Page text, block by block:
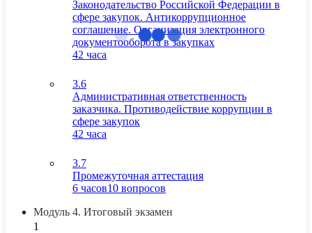
Законодательство Российской Федерации в
сфере закупок. Антикоррупционное
соглашение. Организация электронного
документооборота в закупках
42 часа
3.6
Административная ответственность
заказчика. Противодействие коррупции в
сфере закупок
42 часа
3.7
Промежуточная аттестация
6 часов10 вопросов
Модуль 4. Итоговый экзамен
1